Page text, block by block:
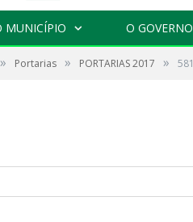
MUNICÍPIO O GOVERNO
» Portarias » PORTARIAS 2017 » 581